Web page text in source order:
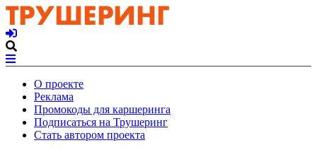
О проекте
Реклама
Промокоды для каршеринга
Подписаться на Трушеринг
Стать автором проекта